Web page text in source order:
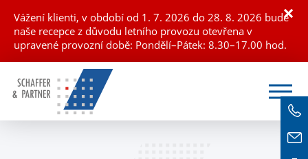
Vážení klienti, v období od 1. 7. 2026 do 28. 8. 2026 bude
naše recepce z důvodu letního provozu otevřena v
upravené provozní době: Pondělí–Pátek: 8.30–17.00 hod.
×